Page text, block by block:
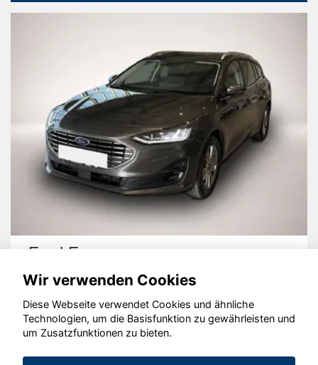
Ford Focus
© konjunkturmotor.de GmbH 2020 - 2026
Wir verwenden Cookies
Diese Webseite verwendet Cookies und ähnliche
Technologien, um die Basisfunktion zu gewährleisten und
um Zusatzfunktionen zu bieten.